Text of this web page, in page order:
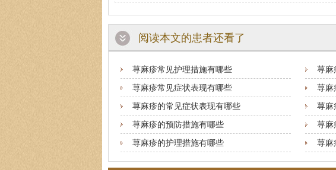
阅读本文的患者还看了
荨麻疹常见护理措施有哪些
荨麻
荨麻疹常见症状表现有哪些
荨麻
荨麻疹的常见症状表现有哪些
荨麻
荨麻疹的预防措施有哪些
荨麻
荨麻疹的护理措施有哪些
荨麻